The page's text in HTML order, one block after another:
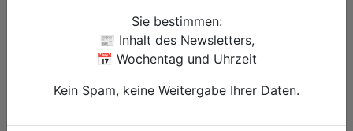
Sie bestimmen:
📰 Inhalt des Newsletters,
📅 Wochentag und Uhrzeit
Kein Spam, keine Weitergabe Ihrer Daten.